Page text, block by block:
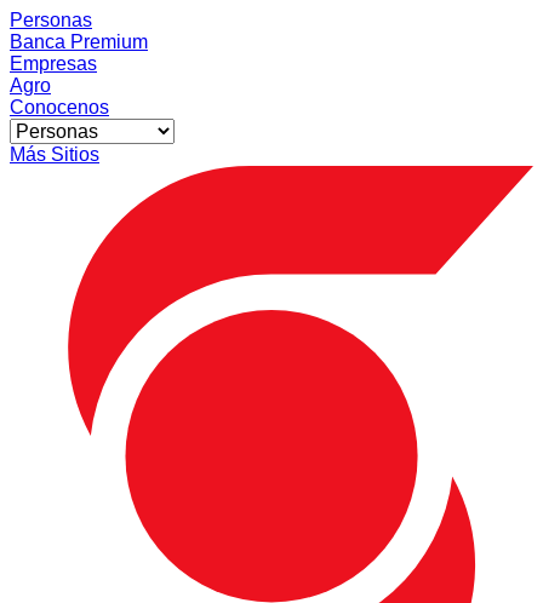
Personas
Banca Premium
Empresas
Agro
Conocenos
Más Sitios